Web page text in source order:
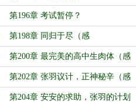
第196章 考试暂停？
第198章 同归于尽（感
谢’lyrical000’打赏盟主）
第200章 最完美的高中生肉体（感
谢’忽有狂徒夜磨刀s’打赏盟主）
第202章 张羽议计，正神秘辛（感
谢’rap演唱会首席手语师’打赏盟）
第204章 安安的求助，张羽的计划